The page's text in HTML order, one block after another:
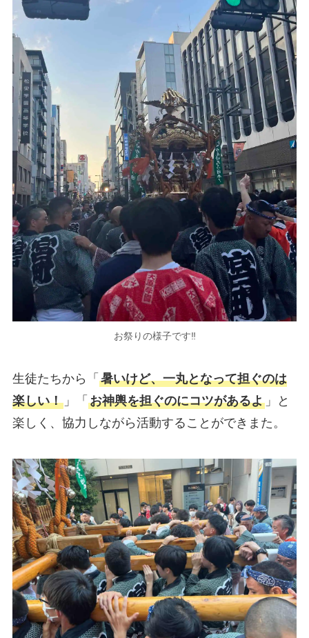
お祭りの様子です‼
生徒たちから「 暑いけど、一丸となって担ぐのは
楽しい！」「 お神輿を担ぐのにコツがあるよ」と
楽しく、協力しながら活動することができまた。